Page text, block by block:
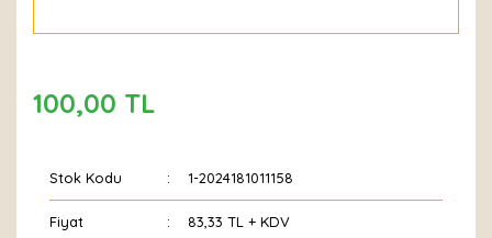
100,00 TL
Stok Kodu 1-2024181011158
Fiyat 83,33 TL + KDV